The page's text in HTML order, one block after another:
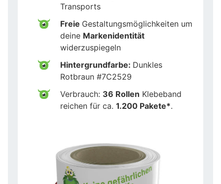
Transports
Freie Gestaltungsmöglichkeiten um
deine Markenidentität
widerzuspiegeln
Hintergrundfarbe: Dunkles
Rotbraun #7C2529
Verbrauch: 36 Rollen Klebeband
reichen für ca. 1.200 Pakete*.